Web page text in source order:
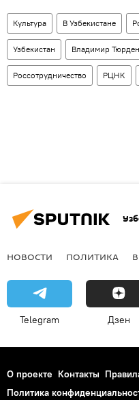
Культура В Узбекистане
Узбекистан Владимир
Россотрудничество РЦНК
НОВОСТИ ПОЛИТИКА
Telegram Дзен
О проекте Контакты
Политика